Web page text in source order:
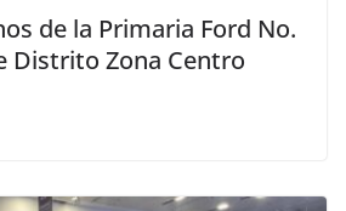
de la Primaria Ford No.
Distrito Zona Centro